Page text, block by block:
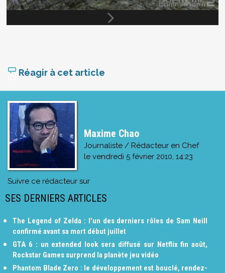
Réagir à cet article
Maxime Chao
Journaliste / Rédacteur en Chef
le vendredi 5 février 2010, 14:23
Suivre ce rédacteur sur
SES DERNIERS ARTICLES
The Legend of Zelda : l'un des derniers rôles de Sam Neill
confirmé avant sa mort début juillet
GTA 6 : un extended look sera diffusé sur Netflix fin août,
Rockstar Games surprend la planète jeu vidéo
Phantom Blade Zero : le développement est bouclé, rendez-